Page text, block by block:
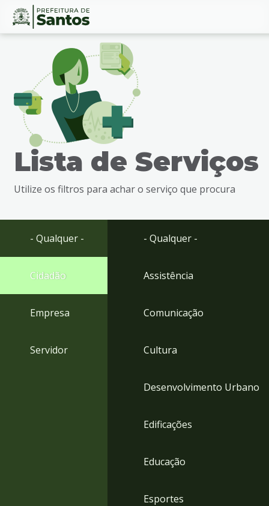
Ir
busca
Ir
rodapé
Conteúdo
Lista de Serviços
Utilize os filtros para achar o serviço que procura
- Qualquer -
Cidadão
Empresa
Servidor
- Qualquer -
Assistência
Comunicação
Cultura
Desenvolvimento Urbano
Edificações
Educação
Esportes